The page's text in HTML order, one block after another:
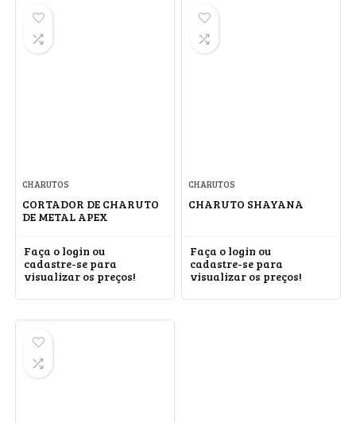
CHARUTOS
CORTADOR DE CHARUTO
DE METAL APEX
Faça o login ou
cadastre-se para
visualizar os preços!
CHARUTOS
CHARUTO SHAYANA
Faça o login ou
cadastre-se para
visualizar os preços!